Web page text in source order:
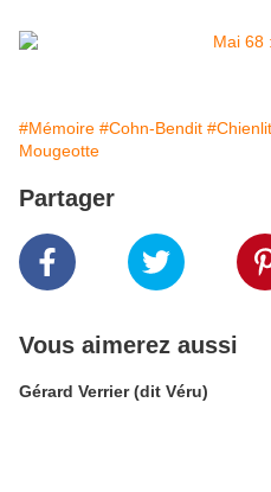
#Mémoire #Cohn-Bendit #Chienlit
Mougeotte
Partager
Vous aimerez aussi
Gérard Verrier (dit Véru)